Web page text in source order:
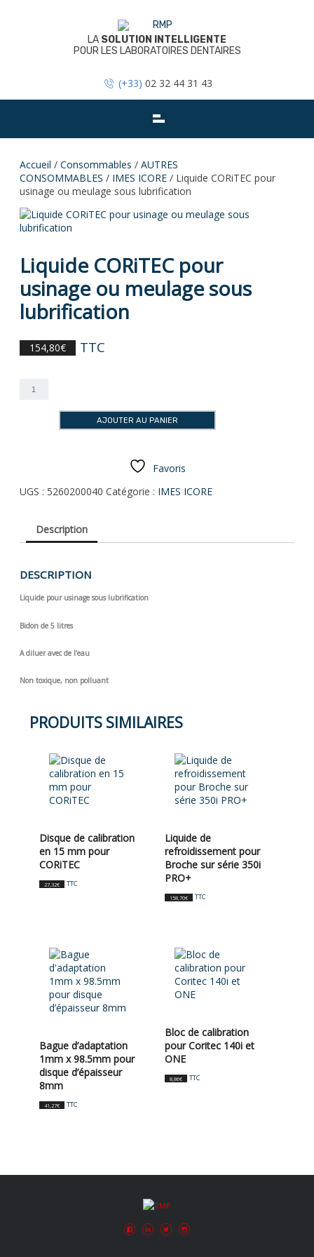
LA SOLUTION INTELLIGENTE
POUR LES LABORATOIRES DENTAIRES
(+33) 02 32 44 31 43
Accueil / Consommables / AUTRES
CONSOMMABLES / IMES ICORE / Liquide CORiTEC pour
usinage ou meulage sous lubrification
Liquide CORiTEC pour
usinage ou meulage sous
lubrification
154,80€ TTC
quantité
sous
AJOUTER AU PANIER
Favoris
UGS : 5260200040 Catégorie : IMES ICORE
Description
DESCRIPTION
Liquide pour usinage sous lubrification
Bidon de 5 litres
A diluer avec de l’eau
Non toxique, non polluant
PRODUITS SIMILAIRES
Disque de calibration
en 15 mm pour
CORiTEC
27,32€ TTC
Liquide de
refroidissement pour
Broche sur série 350i
PRO+
158,70€ TTC
Bague d’adaptation
1mm x 98.5mm pour
disque d’épaisseur
8mm
41,27€ TTC
Bloc de calibration
pour Coritec 140i et
ONE
8,86€ TTC